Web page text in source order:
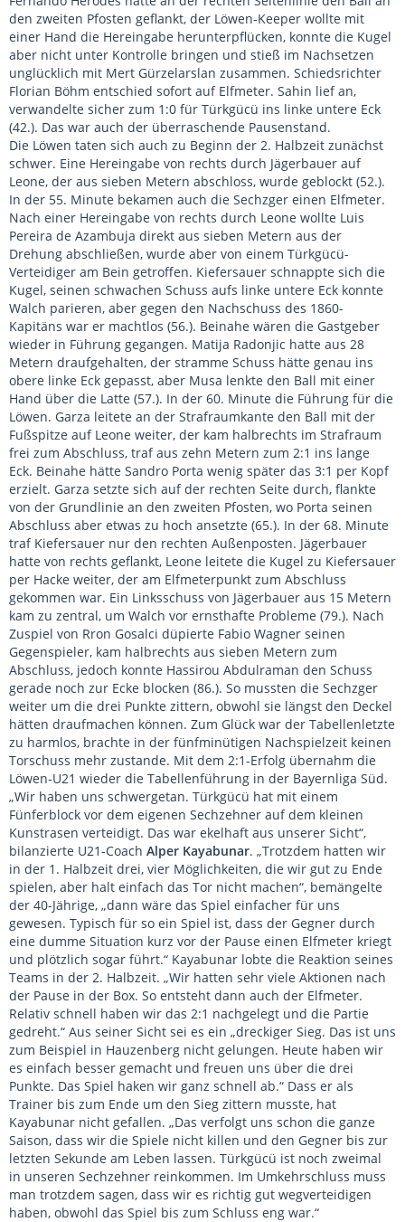
den zweiten Pfosten geflankt, der Löwen-Keeper wollte mit
einer Hand die Hereingabe herunterpflücken, konnte die Kugel
aber nicht unter Kontrolle bringen und stieß im Nachsetzen
unglücklich mit Mert Gürzelarslan zusammen. Schiedsrichter
Florian Böhm entschied sofort auf Elfmeter. Sahin lief an,
verwandelte sicher zum 1:0 für Türkgücü ins linke untere Eck
(42.). Das war auch der überraschende Pausenstand.
Die Löwen taten sich auch zu Beginn der 2. Halbzeit zunächst
schwer. Eine Hereingabe von rechts durch Jägerbauer auf
Leone, der aus sieben Metern abschloss, wurde geblockt (52.).
In der 55. Minute bekamen auch die Sechzger einen Elfmeter.
Nach einer Hereingabe von rechts durch Leone wollte Luis
Pereira de Azambuja direkt aus sieben Metern aus der
Drehung abschließen, wurde aber von einem Türkgücü-
Verteidiger am Bein getroffen. Kiefersauer schnappte sich die
Kugel, seinen schwachen Schuss aufs linke untere Eck konnte
Walch parieren, aber gegen den Nachschuss des 1860-
Kapitäns war er machtlos (56.). Beinahe wären die Gastgeber
wieder in Führung gegangen. Matija Radonjic hatte aus 28
Metern draufgehalten, der stramme Schuss hätte genau ins
obere linke Eck gepasst, aber Musa lenkte den Ball mit einer
Hand über die Latte (57.). In der 60. Minute die Führung für die
Löwen. Garza leitete an der Strafraumkante den Ball mit der
Fußspitze auf Leone weiter, der kam halbrechts im Strafraum
frei zum Abschluss, traf aus zehn Metern zum 2:1 ins lange
Eck. Beinahe hätte Sandro Porta wenig später das 3:1 per Kopf
erzielt. Garza setzte sich auf der rechten Seite durch, flankte
von der Grundlinie an den zweiten Pfosten, wo Porta seinen
Abschluss aber etwas zu hoch ansetzte (65.). In der 68. Minute
traf Kiefersauer nur den rechten Außenposten. Jägerbauer
hatte von rechts geflankt, Leone leitete die Kugel zu Kiefersauer
per Hacke weiter, der am Elfmeterpunkt zum Abschluss
gekommen war. Ein Linksschuss von Jägerbauer aus 15 Metern
kam zu zentral, um Walch vor ernsthafte Probleme (79.). Nach
Zuspiel von Rron Gosalci düpierte Fabio Wagner seinen
Gegenspieler, kam halbrechts aus sieben Metern zum
Abschluss, jedoch konnte Hassirou Abdulraman den Schuss
gerade noch zur Ecke blocken (86.). So mussten die Sechzger
weiter um die drei Punkte zittern, obwohl sie längst den Deckel
hätten draufmachen können. Zum Glück war der Tabellenletzte
zu harmlos, brachte in der fünfminütigen Nachspielzeit keinen
Torschuss mehr zustande. Mit dem 2:1-Erfolg übernahm die
Löwen-U21 wieder die Tabellenführung in der Bayernliga Süd.
„Wir haben uns schwergetan. Türkgücü hat mit einem
Fünferblock vor dem eigenen Sechzehner auf dem kleinen
Kunstrasen verteidigt. Das war ekelhaft aus unserer Sicht“,
bilanzierte U21-Coach Alper Kayabunar. „Trotzdem hatten wir
in der 1. Halbzeit drei, vier Möglichkeiten, die wir gut zu Ende
spielen, aber halt einfach das Tor nicht machen“, bemängelte
der 40-Jährige, „dann wäre das Spiel einfacher für uns
gewesen. Typisch für so ein Spiel ist, dass der Gegner durch
eine dumme Situation kurz vor der Pause einen Elfmeter kriegt
und plötzlich sogar führt.“ Kayabunar lobte die Reaktion seines
Teams in der 2. Halbzeit. „Wir hatten sehr viele Aktionen nach
der Pause in der Box. So entsteht dann auch der Elfmeter.
Relativ schnell haben wir das 2:1 nachgelegt und die Partie
gedreht.“ Aus seiner Sicht sei es ein „dreckiger Sieg. Das ist uns
zum Beispiel in Hauzenberg nicht gelungen. Heute haben wir
es einfach besser gemacht und freuen uns über die drei
Punkte. Das Spiel haken wir ganz schnell ab.“ Dass er als
Trainer bis zum Ende um den Sieg zittern musste, hat
Kayabunar nicht gefallen. „Das verfolgt uns schon die ganze
Saison, dass wir die Spiele nicht killen und den Gegner bis zur
letzten Sekunde am Leben lassen. Türkgücü ist noch zweimal
in unseren Sechzehner reinkommen. Im Umkehrschluss muss
man trotzdem sagen, dass wir es richtig gut wegverteidigen
haben, obwohl das Spiel bis zum Schluss eng war.“